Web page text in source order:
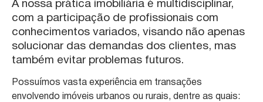
A nossa prática imobiliária é multidisciplinar,
com a participação de profissionais com
conhecimentos variados, visando não apenas
solucionar das demandas dos clientes, mas
também evitar problemas futuros.
Possuímos vasta experiência em transações
envolvendo imóveis urbanos ou rurais, dentre as quais: